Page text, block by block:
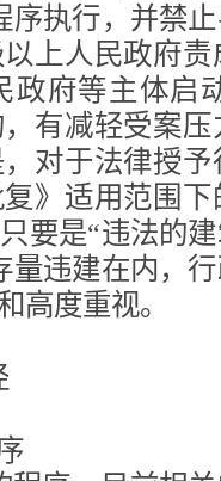
序执行，并禁
上人民政府
政府等主体启
有减轻受案
对于法律授
》适用范围
要是“违法的
量违建在内，
高度重视。